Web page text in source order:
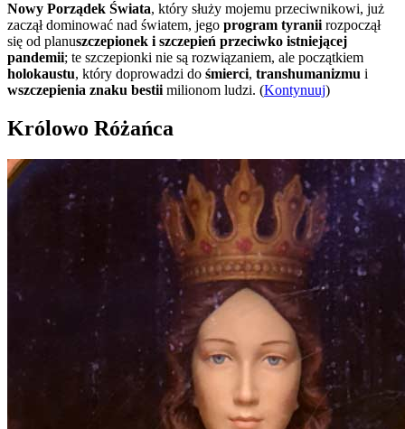
Nowy Porządek Świata, który służy mojemu przeciwnikowi, już
zaczął dominować nad światem, jego program tyranii rozpoczął
się od planuszczepionek i szczepień przeciwko istniejącej
pandemii; te szczepionki nie są rozwiązaniem, ale początkiem
holokaustu, który doprowadzi do śmierci, transhumanizmu i
wszczepienia znaku bestii milionom ludzi. (Kontynuuj)
Królowo Różańca